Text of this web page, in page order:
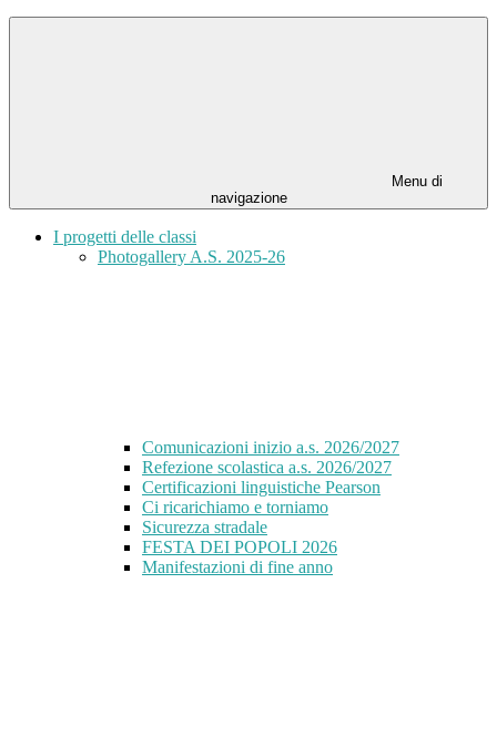
Menu di
navigazione
I progetti delle classi
Photogallery A.S. 2025-26
Comunicazioni inizio a.s. 2026/2027
Refezione scolastica a.s. 2026/2027
Certificazioni linguistiche Pearson
Ci ricarichiamo e torniamo
Sicurezza stradale
FESTA DEI POPOLI 2026
Manifestazioni di fine anno